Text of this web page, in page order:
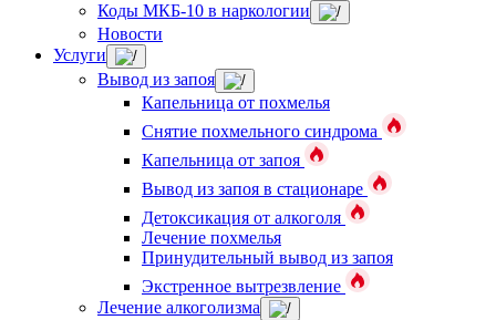
Коды МКБ-10 в наркологии
Новости
Услуги
Вывод из запоя
Капельница от похмелья
Снятие похмельного синдрома
Капельница от запоя
Вывод из запоя в стационаре
Детоксикация от алкоголя
Лечение похмелья
Принудительный вывод из запоя
Экстренное вытрезвление
Лечение алкоголизма